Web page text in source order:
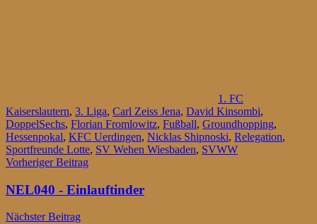
1. FC
Kaiserslautern, 3. Liga, Carl Zeiss Jena, David Kinsombi,
DoppelSechs, Florian Fromlowitz, Fußball, Groundhopping,
Hessenpokal, KFC Uerdingen, Nicklas Shipnoski, Relegation,
Sportfreunde Lotte, SV Wehen Wiesbaden, SVWW
Beitragsnavigation
Vorheriger Beitrag
NEL040 - Einlauftinder
Nächster Beitrag